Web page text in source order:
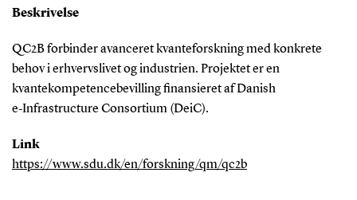
Beskrivelse
QC2B forbinder avanceret kvanteforskning med konkrete
behov i erhvervslivet og industrien. Projektet er en
kvantekompetencebevilling finansieret af Danish
e‑Infrastructure Consortium (DeiC).
Link
https://www.sdu.dk/en/forskning/qm/qc2b